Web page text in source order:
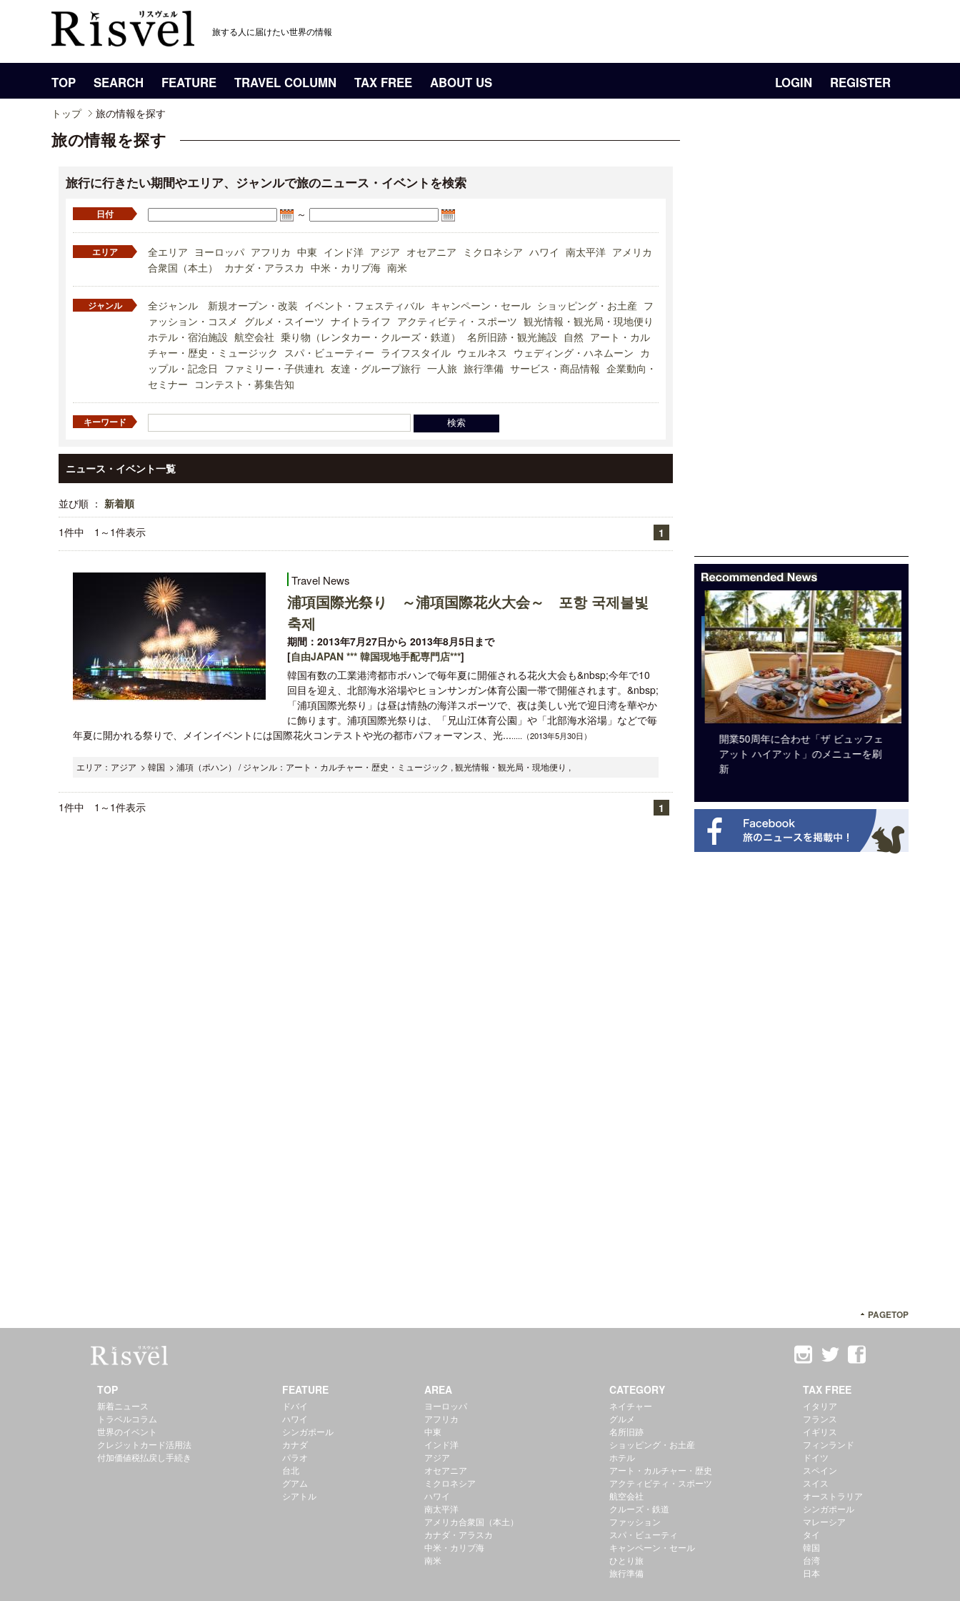
旅する人に届けたい世界の情報
TOP SEARCH FEATURE TRAVEL COLUMN TAX FREE ABOUT US LOGIN REGISTER
トップ 旅の情報を探す
旅の情報を探す
旅行に行きたい期間やエリア、ジャンルで旅のニュース・イベントを検索
日付 ～
エリア 全エリア ヨーロッパ アフリカ 中東 インド洋 アジア オセアニア ミクロネシア ハワイ 南太平洋 アメリカ
合衆国（本土）
カナダ・アラスカ 中米・カリブ海 南米
ジャンル 全ジャンル 新規オープン・改装 イベント・フェスティバル キャンペーン・セール ショッピング・お土産 フ
ァッション・コスメ グルメ・スイーツ ナイトライフ アクティビティ・スポーツ 観光情報・観光局・現地便り
ホテル・宿泊施設 航空会社 乗り物（レンタカー・クルーズ・鉄道） 名所旧跡・観光施設 自然 アート・カル
チャー・歴史・ミュージック スパ・ビューティー ライフスタイル ウェルネス ウェディング・ハネムーン カ
ップル・記念日 ファミリー・子供連れ 友達・グループ旅行 一人旅 旅行準備 サービス・商品情報 企業動向・
セミナー コンテスト・募集告知
キーワード
ニュース・イベント一覧
並び順 ： 新着順
1件中 1～1件表示
1
Travel News
浦項国際光祭り ～浦項国際花火大会～ 포항 국제불빛
축제
期間：2013年7月27日から 2013年8月5日まで
[自由JAPAN *** 韓国現地手配専門店***]
韓国有数の工業港湾都市ポハンで毎年夏に開催される花火大会も&nbsp;今年で10
回目を迎え、北部海水浴場やヒョンサンガン体育公園一帯で開催されます。&nbsp;
「浦項国際光祭り」は昼は情熱の海洋スポーツで、夜は美しい光で迎日湾を華やか
に飾ります。浦項国際光祭りは、「兄山江体育公園」や「北部海水浴場」などで毎
年夏に開かれる祭りで、メインイベントには国際花火コンテストや光の都市パフォーマンス、光........（2013年5月30日）
エリア：アジア > 韓国 > 浦項（ポハン） / ジャンル：アート・カルチャー・歴史・ミュージック , 観光情報・観光局・現地便り ,
1件中 1～1件表示 1
梁貴子氏の韓国文学『願うのは私に禁
クアロア・ランチ、新予約システム導
開業50周年に合わせ「ザ ビュッフェ
アット ハイアット」のメニューを刷
新
PAGETOP
TOP
新着ニュース
トラベルコラム
世界のイベント
クレジットカード活用法
付加価値税払戻し手続き
FEATURE
ドバイ
ハワイ
シンガポール
カナダ
パラオ
台北
グアム
シアトル
AREA
ヨーロッパ
アフリカ
中東
インド洋
アジア
オセアニア
ミクロネシア
ハワイ
南太平洋
アメリカ合衆国（本土）
カナダ・アラスカ
中米・カリブ海
南米
CATEGORY
ネイチャー
グルメ
名所旧跡
ショッピング・お土産
ホテル
アート・カルチャー・歴史
アクティビティ・スポーツ
航空会社
クルーズ・鉄道
ファッション
スパ・ビューティ
キャンペーン・セール
ひとり旅
旅行準備
TAX FREE
イタリア
フランス
イギリス
フィンランド
ドイツ
スペイン
スイス
オーストラリア
シンガポール
マレーシア
タイ
韓国
台湾
日本